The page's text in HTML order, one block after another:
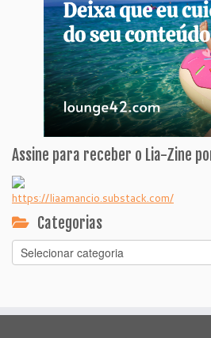
Assine para receber o Lia-Zine
https://liaamancio.substack.com/
Categorias
Categorias